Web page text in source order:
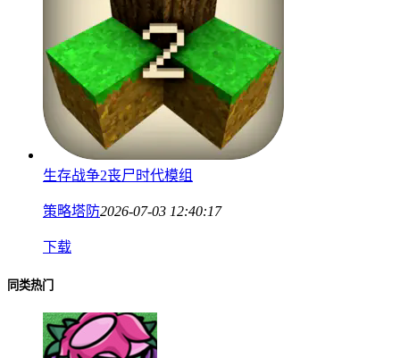
生存战争2丧尸时代模组
策略塔防2026-07-03 12:40:17
下载
同类热门